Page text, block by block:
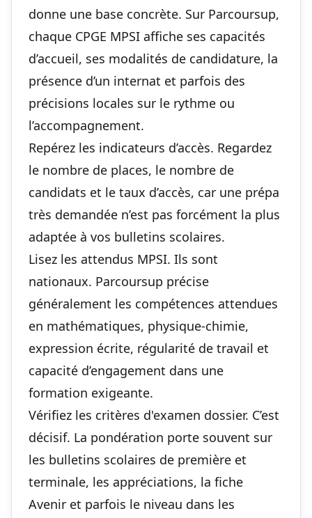
donne une base concrète. Sur Parcoursup,
chaque CPGE MPSI affiche ses capacités
d’accueil, ses modalités de candidature, la
présence d’un internat et parfois des
précisions locales sur le rythme ou
l’accompagnement.
Repérez les indicateurs d’accès. Regardez
le nombre de places, le nombre de
candidats et le taux d’accès, car une prépa
très demandée n’est pas forcément la plus
adaptée à vos bulletins scolaires.
Lisez les attendus MPSI. Ils sont
nationaux. Parcoursup précise
généralement les compétences attendues
en mathématiques, physique-chimie,
expression écrite, régularité de travail et
capacité d’engagement dans une
formation exigeante.
Vérifiez les critères d'examen dossier. C’est
décisif. La pondération porte souvent sur
les bulletins scolaires de première et
terminale, les appréciations, la fiche
Avenir et parfois le niveau dans les